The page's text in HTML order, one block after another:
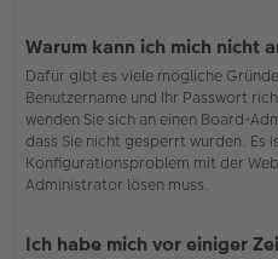
Warum kann ich mich nicht
Dafür gibt es viele mögliche
Benutzername und Ihr Passwort
wenden Sie sich an einen Board-
dass Sie nicht gesperrt wurden. Es
Konfigurationsproblem mit der
Administrator lösen muss.
Ich habe mich vor einiger